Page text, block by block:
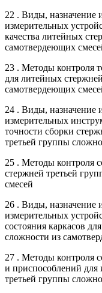
22 . Виды, назначение
измерительных
качества литейных
самотвердеющих
23 . Методы контроля
для литейных
самотвердеющих
24 . Виды, назначение
измерительных
точности сборки
третьей группы
25 . Методы контроля
стержней третьей
смесей
26 . Виды, назначение
измерительных
состояния каркасов
сложности из
27 . Методы контроля
и приспособлений для
третьей группы